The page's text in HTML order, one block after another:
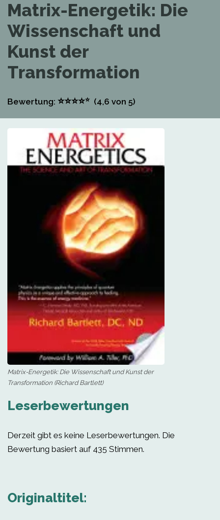
Matrix-Energetik: Die
Wissenschaft und
Kunst der
Transformation
Bewertung: ⭐⭐⭐⭐⭐ (4,6 von 5)
Matrix-Energetik: Die Wissenschaft und Kunst der
Transformation (Richard Bartlett)
Leserbewertungen
Derzeit gibt es keine Leserbewertungen. Die
Bewertung basiert auf 435 Stimmen.
Originaltitel: